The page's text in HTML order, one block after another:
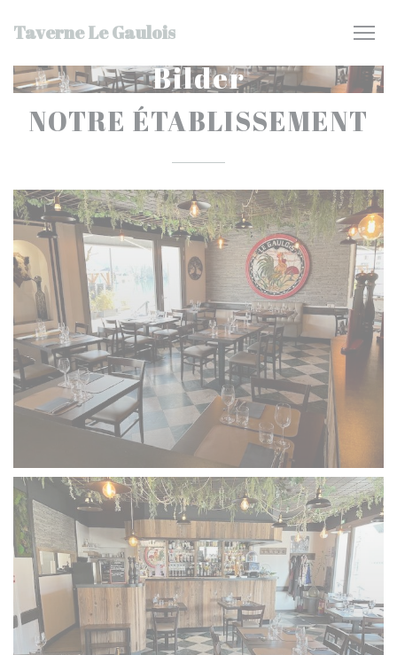
Taverne Le Gaulois
Bilder
NOTRE ÉTABLISSEMENT